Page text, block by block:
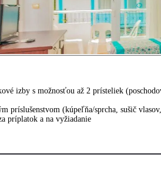
izby s možnosťou až 2 prísteliek
príslušenstvom (kúpeľňa/sprcha, sušič
príplatok a na vyžiadanie